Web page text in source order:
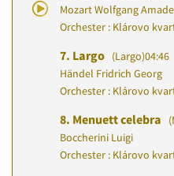
Mozart Wolfgang
Orchester : Klárovo
7. Largo (Largo)04:46
Händel Fridrich Georg
Orchester : Klárovo
8. Menuett celebra
Boccherini Luigi
Orchester : Klárovo